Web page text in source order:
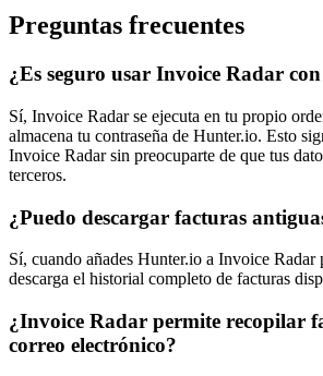
Preguntas frecuentes
¿Es seguro usar Invoice Radar
Sí, Invoice Radar se ejecuta en tu propio
almacena tu contraseña de Hunter.io. Esto
Invoice Radar sin preocuparte de que tus
terceros.
¿Puedo descargar facturas
Sí, cuando añades Hunter.io a Invoice Radar
descarga el historial completo de facturas
¿Invoice Radar permite recopilar
correo electrónico?